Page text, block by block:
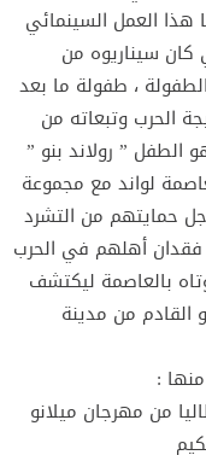
العمل السينمائي
كان سيناريوه من
، طفولة ما بعد
الحرب وتبعاته من
الطفل ” رولاند بنو ”
لواند مع مجموعة
حمايتهم من التشرد
فقدان أهلهم في الحرب
بالعاصمة ليكتشف
القادم من مدينة
: